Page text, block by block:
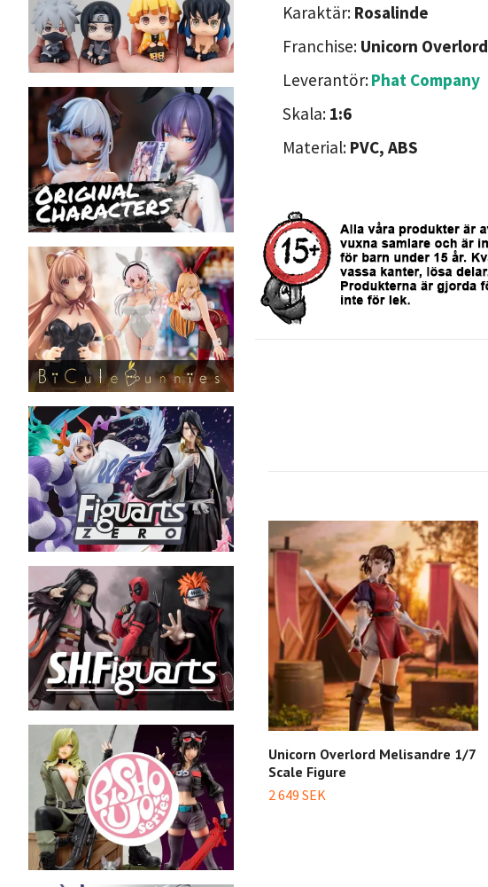
Karaktär: Rosalinde
Franchise: Unicorn Overlord
Leverantör:Phat Company
Skala: 1:6
Material: PVC, ABS
Unicorn Overlord Melisandre 1/7
Scale Figure
2 649 SEK